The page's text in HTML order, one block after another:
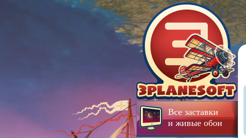
Все заставки
и живые обои